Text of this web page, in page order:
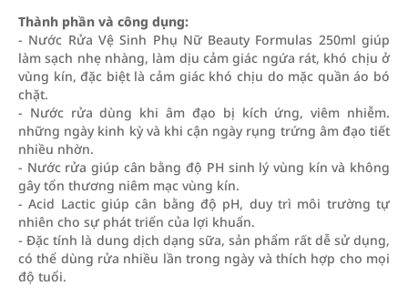
Thành phần và công dụng:
- Nước Rửa Vệ Sinh Phụ Nữ Beauty Formulas 250ml giúp
làm sạch nhẹ nhàng, làm dịu cảm giác ngứa rát, khó chịu ở
vùng kín, đặc biệt là cảm giác khó chịu do mặc quần áo bó
chặt.
- Nước rửa dùng khi âm đạo bị kích ứng, viêm nhiễm.
những ngày kinh kỳ và khi cận ngày rụng trứng âm đạo tiết
nhiều nhờn.
- Nước rửa giúp cân bằng độ PH sinh lý vùng kín và không
gây tổn thương niêm mạc vùng kín.
- Acid Lactic giúp cân bằng độ pH, duy trì môi trường tự
nhiên cho sự phát triển của lợi khuẩn.
- Đặc tính là dung dịch dạng sữa, sản phẩm rất dễ sử dụng,
có thể dùng rửa nhiều lần trong ngày và thích hợp cho mọi
độ tuổi.